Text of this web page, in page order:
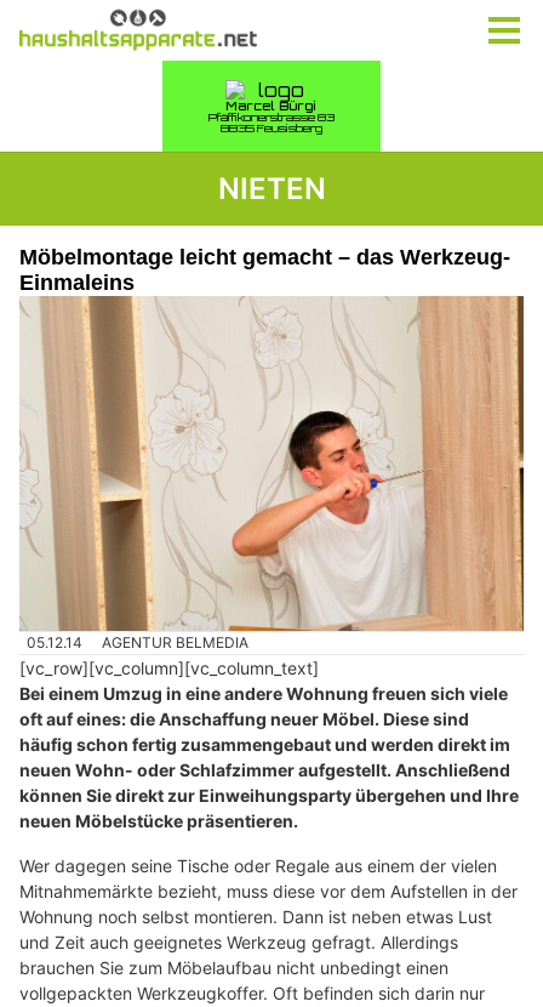
NIETEN
Möbelmontage leicht gemacht – das Werkzeug-
Einmaleins
05.12.14 AGENTUR BELMEDIA
[vc_row][vc_column][vc_column_text]
Bei einem Umzug in eine andere Wohnung freuen sich viele
oft auf eines: die Anschaffung neuer Möbel. Diese sind
häufig schon fertig zusammengebaut und werden direkt im
neuen Wohn- oder Schlafzimmer aufgestellt. Anschließend
können Sie direkt zur Einweihungsparty übergehen und Ihre
neuen Möbelstücke präsentieren.
Wer dagegen seine Tische oder Regale aus einem der vielen
Mitnahmemärkte bezieht, muss diese vor dem Aufstellen in der
Wohnung noch selbst montieren. Dann ist neben etwas Lust
und Zeit auch geeignetes Werkzeug gefragt. Allerdings
brauchen Sie zum Möbelaufbau nicht unbedingt einen
vollgepackten Werkzeugkoffer. Oft befinden sich darin nur